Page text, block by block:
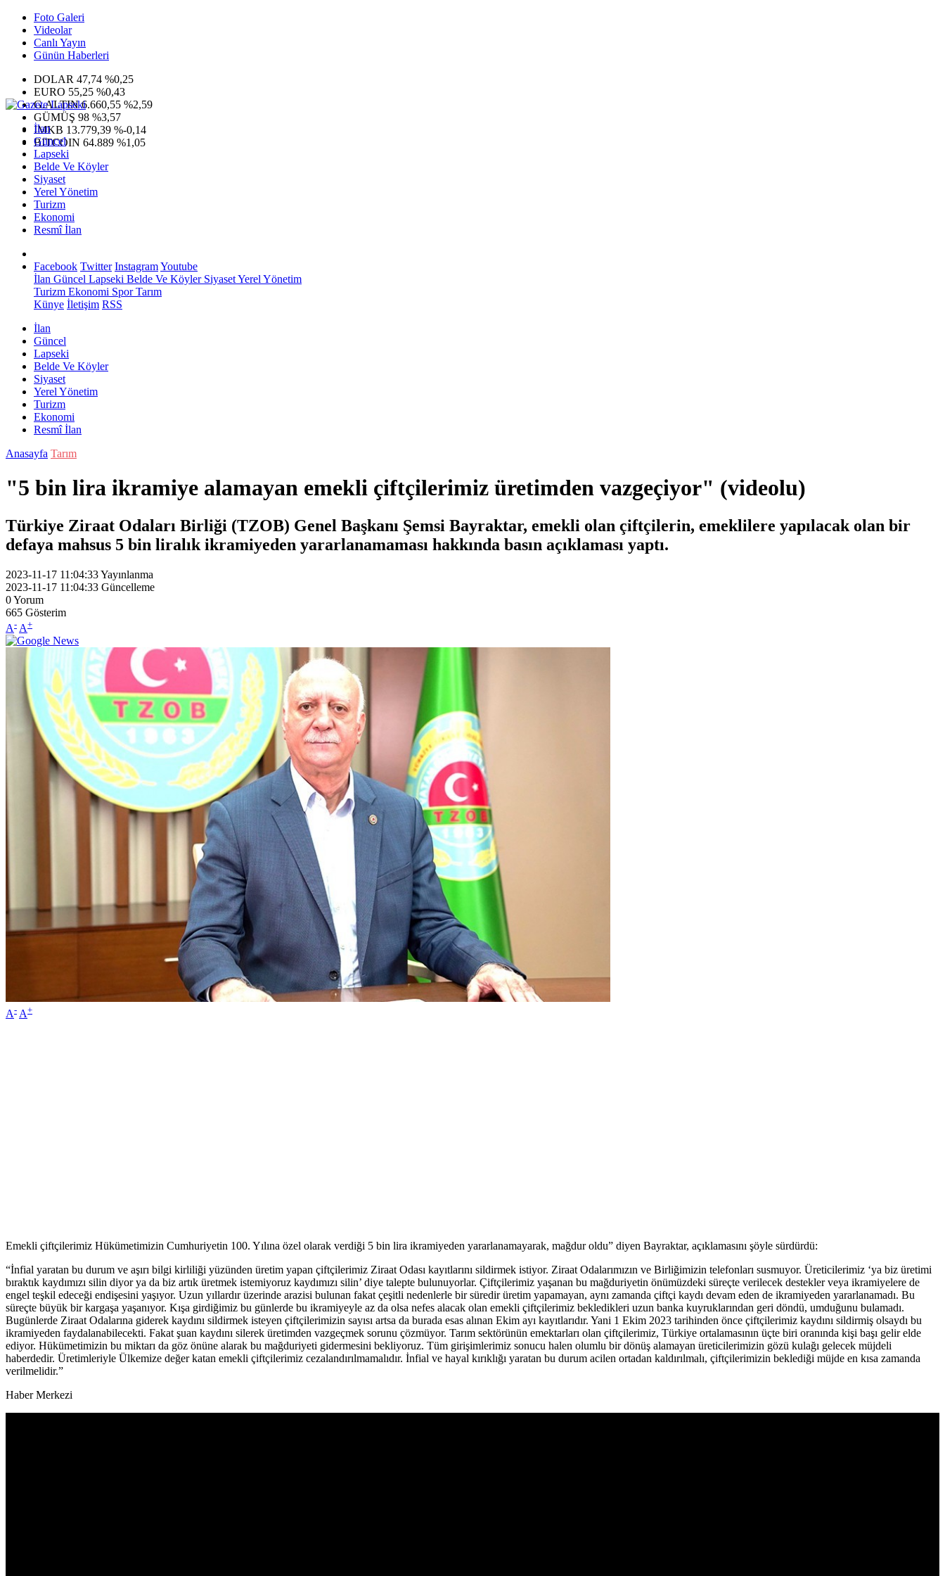
Foto Galeri
Videolar
Canlı Yayın
Günün Haberleri
DOLAR 47,74 %0,25
EURO 55,25 %0,43
G.ALTIN6.660,55 %2,59
GÜMÜŞ 98 %3,57
IMKB 13.779,39 %-0,14
BITCOIN 64.889 %1,05
İlan
Güncel
Lapseki
Belde Ve Köyler
Siyaset
Yerel Yönetim
Turizm
Ekonomi
Resmî İlan
Facebook Twitter InstagramYoutube
İlan Güncel Lapseki Belde Ve KöylerSiyasetYerel Yönetim
Turizm Ekonomi SporTarım
Künye İletişim RSS
İlan
Güncel
Lapseki
Belde Ve Köyler
Siyaset
Yerel Yönetim
Turizm
Ekonomi
Resmî İlan
Anasayfa Tarım
"5 bin lira ikramiye alamayan emekli çiftçilerimiz üretimden vazgeçiyor" (videolu)
Türkiye Ziraat Odaları Birliği (TZOB) Genel Başkanı Şemsi Bayraktar, emekli olan çiftçilerin, emeklilere yapılacak olan bir
defaya mahsus 5 bin liralık ikramiyeden yararlanamaması hakkında basın açıklaması yaptı.
2023-11-17 11:04:33Yayınlanma
2023-11-17 11:04:33 Güncelleme
0Yorum
665 Gösterim
A- A+
A- A+
Emekli çiftçilerimiz Hükümetimizin Cumhuriyetin 100. Yılına özel olarak verdiği 5 bin lira ikramiyeden yararlanamayarak, mağdur oldu” diyen Bayraktar, açıklamasını şöyle sürdürdü:
“İnfial yaratan bu durum ve aşırı bilgi kirliliği yüzünden üretim yapan çiftçilerimiz Ziraat Odası kayıtlarını sildirmek istiyor. Ziraat Odalarımızın ve Birliğimizin telefonları susmuyor. Üreticilerimiz ‘ya biz üretimi
bıraktık kaydımızı silin diyor ya da biz artık üretmek istemiyoruz kaydımızı silin’ diye talepte bulunuyorlar. Çiftçilerimiz yaşanan bu mağduriyetin önümüzdeki süreçte verilecek destekler veya ikramiyelere de
engel teşkil edeceği endişesini yaşıyor. Uzun yıllardır üzerinde arazisi bulunan fakat çeşitli nedenlerle bir süredir üretim yapamayan, aynı zamanda çiftçi kaydı devam eden de ikramiyeden yararlanamadı. Bu
süreçte büyük bir kargaşa yaşanıyor. Kışa girdiğimiz bu günlerde bu ikramiyeyle az da olsa nefes alacak olan emekli çiftçilerimiz bekledikleri uzun banka kuyruklarından geri döndü, umduğunu bulamadı.
Bugünlerde Ziraat Odalarına giderek kaydını sildirmek isteyen çiftçilerimizin sayısı artsa da burada esas alınan Ekim ayı kayıtlarıdır. Yani 1 Ekim 2023 tarihinden önce çiftçilerimiz kaydını sildirmiş olsaydı bu
ikramiyeden faydalanabilecekti. Fakat şuan kaydını silerek üretimden vazgeçmek sorunu çözmüyor. Tarım sektörünün emektarları olan çiftçilerimiz, Türkiye ortalamasının üçte biri oranında kişi başı gelir elde
ediyor. Hükümetimizin bu miktarı da göz önüne alarak bu mağduriyeti gidermesini bekliyoruz. Tüm girişimlerimiz sonucu halen olumlu bir dönüş alamayan üreticilerimizin gözü kulağı gelecek müjdeli
haberdedir. Üretimleriyle Ülkemize değer katan emekli çiftçilerimiz cezalandırılmamalıdır. İnfial ve hayal kırıklığı yaratan bu durum acilen ortadan kaldırılmalı, çiftçilerimizin beklediği müjde en kısa zamanda
verilmelidir.”
Haber Merkezi